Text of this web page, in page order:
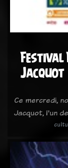
Festival
Jacquot
Ce mercredi,
Jacquot, l'un